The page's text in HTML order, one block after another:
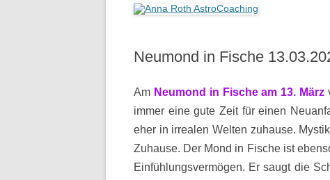
Neumond in Fische
Am Neumond in Fische am 13. März
immer eine gute Zeit für einen
eher in irrealen Welten zuhause.
Zuhause. Der Mond in Fische ist
Einfühlungsvermögen. Er saugt die